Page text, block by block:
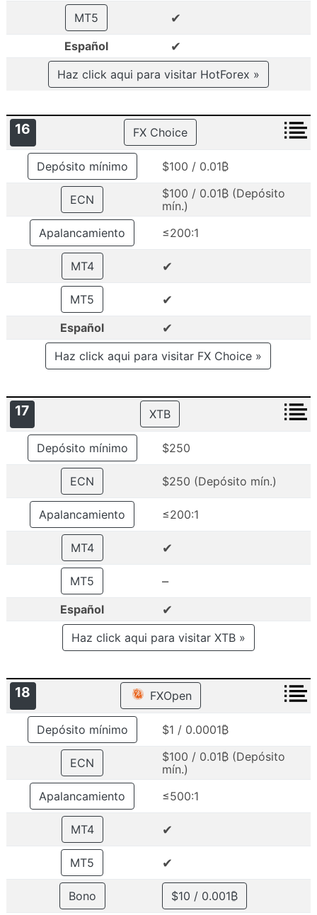
MT5 ✔
Español ✔
Haz click aqui para visitar HotForex »
16 FX Choice
Depósito mínimo $100 / 0.01₿
ECN
$100 / 0.01₿ (Depósito
mín.)
Apalancamiento
≤200:1
MT4 ✔
MT5 ✔
Español ✔
Haz click aqui para visitar FX Choice »
17 XTB
Depósito mínimo $250
ECN $250 (Depósito mín.)
Apalancamiento ≤200:1
MT4 ✔
MT5 –
Español ✔
Haz click aqui para visitar XTB »
18 FXOpen
Depósito mínimo $1 / 0.0001₿
ECN
$100 / 0.01₿ (Depósito
mín.)
Apalancamiento
≤500:1
MT4 ✔
MT5 ✔
Bono $10 / 0.001₿